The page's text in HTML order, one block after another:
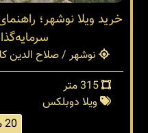
خرید ویلا نوشهر؛
نوشهر / صلاح الدین
ویلا دوبلکس
20 میلیارد